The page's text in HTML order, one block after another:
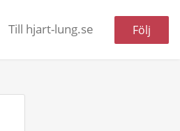
Till hjart-lung.se Följ